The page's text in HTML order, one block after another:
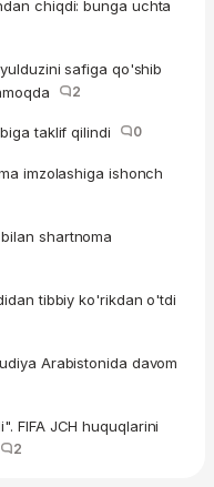
chiqdi: bunga uchta
safiga qo'shib
2
taklif qilindi 0
imzolashiga ishonch
shartnoma
tibbiy ko'rikdan o'tdi
Arabistonida davom
FIFA JCH huquqlarini
2